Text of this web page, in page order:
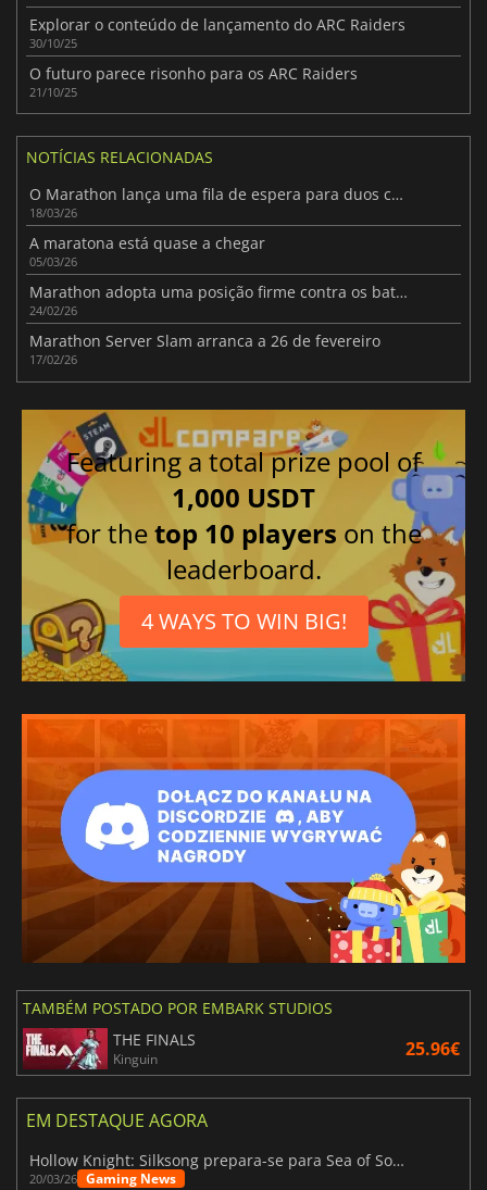
Explorar o conteúdo de lançamento do ARC Raiders
30/10/25
O futuro parece risonho para os ARC Raiders
21/10/25
NOTÍCIAS RELACIONADAS
O Marathon lança uma fila de espera para duos como um teste
18/03/26
A maratona está quase a chegar
05/03/26
Marathon adopta uma posição firme contra os batoteiros antes do lançamento
24/02/26
Marathon Server Slam arranca a 26 de fevereiro
17/02/26
Featuring a total prize pool of
1,000 USDT
for thetop 10 players on the
leaderboard.
4 WAYS TO WIN BIG!
TAMBÉM POSTADO POR EMBARK STUDIOS
THE FINALS
Kinguin 25.96€
EM DESTAQUE AGORA
Hollow Knight: Silksong prepara-se para Sea of Sorrow com um patch
20/03/26 Gaming News